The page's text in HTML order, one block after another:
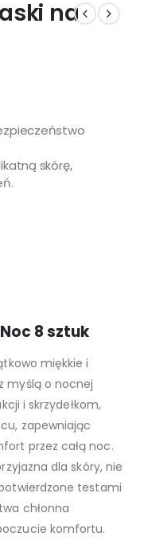
na
skórę,
8 sztuk
miękkie i
myślą o nocnej
i skrzydełkom,
zapewniając
przez całą noc.
dla skóry, nie
testami
chłonna
komfortu.